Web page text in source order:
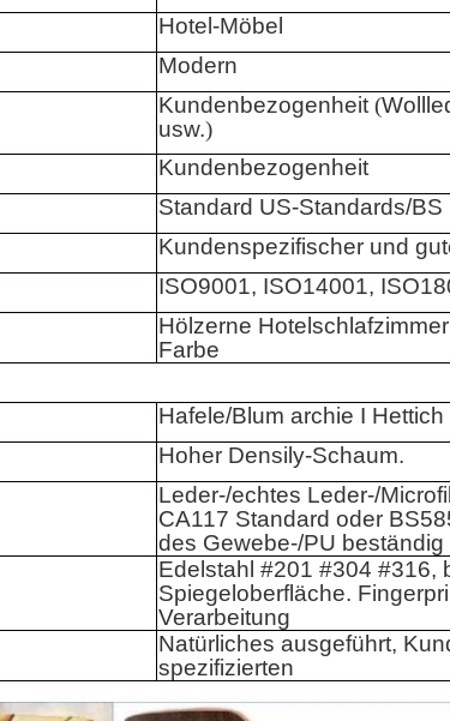
Hotel-Möbel
Modern
Kundenbezogenheit (
usw.)
Kundenbezogenheit
Standard US-Standards/BS
Kundenspezifischer und
ISO9001, ISO14001,
Hölzerne
Farbe
Hafele/Blum archie I Hettich
Hoher Densily-Schaum.
Leder-/echtes Leder-/
CA117 Standard oder
des Gewebe-/PU beständig
Edelstahl #201 #304 #316,
Spiegeloberfläche.
Verarbeitung
Natürliches ausgeführt,
spezifizierten